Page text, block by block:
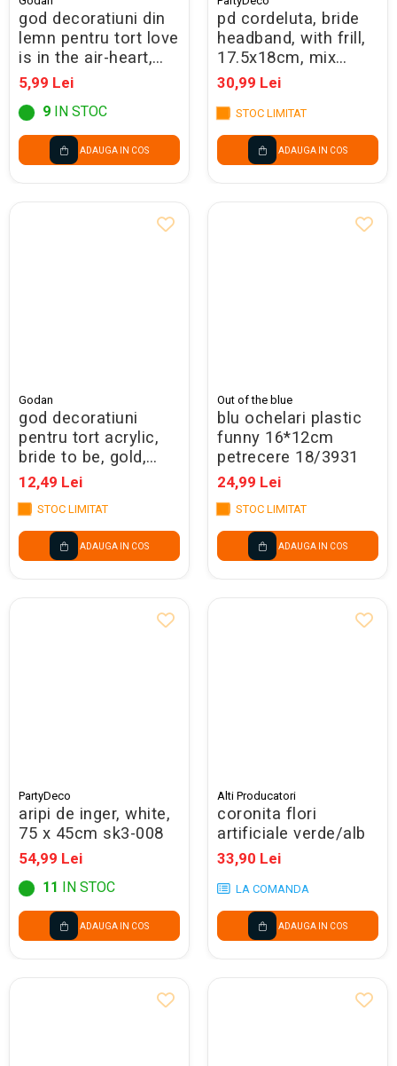
god decoratiuni din
lemn pentru tort love
is in the air-heart,
10*30cm rv-dpls
5,99 Lei
9 IN STOC
ADAUGA IN COS
pd cordeluta, bride
headband, with frill,
17.5x18cm, mix
op45
30,99 Lei
STOC LIMITAT
ADAUGA IN COS
Godan
god decoratiuni
pentru tort acrylic,
bride to be, gold,
15*16cm pf-dabb
12,49 Lei
STOC LIMITAT
ADAUGA IN COS
Out of the blue
blu ochelari plastic
funny 16*12cm
petrecere 18/3931
24,99 Lei
STOC LIMITAT
ADAUGA IN COS
PartyDeco
aripi de inger, white,
75 x 45cm sk3-008
54,99 Lei
11 IN STOC
ADAUGA IN COS
Alti Producatori
coronita flori
artificiale verde/alb
33,90 Lei
LA COMANDA
ADAUGA IN COS